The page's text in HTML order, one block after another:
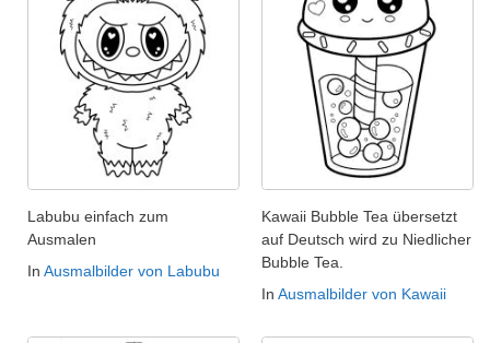
Labubu einfach zum
Ausmalen
In Ausmalbilder von Labubu
Kawaii Bubble Tea übersetzt
auf Deutsch wird zu Niedlicher
Bubble Tea.
In Ausmalbilder von Kawaii